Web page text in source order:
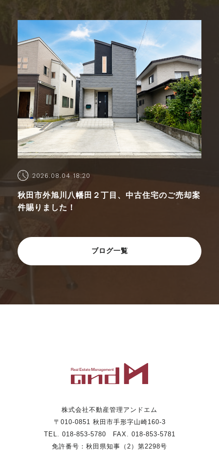
2026.08.04 18:20
秋田市外旭川八幡田２丁目、中古住宅のご売却案
件賜りました！
ブログ一覧
株式会社不動産管理アンドエム
〒010-0851 秋田市手形字山崎160-3
TEL. 018-853-5780 FAX. 018-853-5781
免許番号：秋田県知事（2）第2298号